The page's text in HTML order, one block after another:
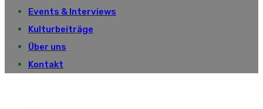
Events & Interviews
Kulturbeiträge
Über uns
Kontakt